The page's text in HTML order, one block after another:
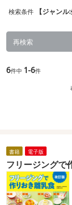
検索条件 【ジャンル
再検索
6件中 1-6件
書籍 電子版
フリージング